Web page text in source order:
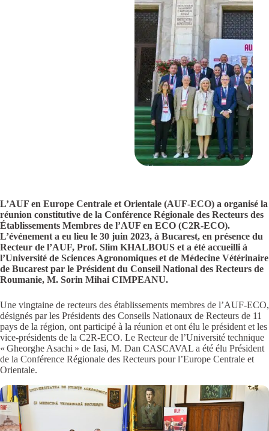
L’AUF en Europe Centrale et Orientale (AUF-ECO) a organisé la
réunion constitutive de la Conférence Régionale des Recteurs des
Établissements Membres de l’AUF en ECO (C2R-ECO).
L’événement a eu lieu le 30 juin 2023, à Bucarest, en présence du
Recteur de l’AUF, Prof. Slim KHALBOUS et a été accueilli à
l’Université de Sciences Agronomiques et de Médecine Vétérinaire
de Bucarest par le Président du Conseil National des Recteurs de
Roumanie, M. Sorin Mihai CIMPEANU.
Une vingtaine de recteurs des établissements membres de l’AUF-ECO,
désignés par les Présidents des Conseils Nationaux de Recteurs de 11
pays de la région, ont participé à la réunion et ont élu le président et les
vice-présidents de la C2R-ECO. Le Recteur de l’Université technique
« Gheorghe Asachi » de Iasi, M. Dan CASCAVAL a été élu Président
de la Conférence Régionale des Recteurs pour l’Europe Centrale et
Orientale.